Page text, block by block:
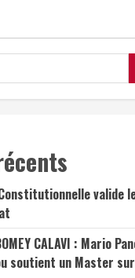
valide
CALAVI : Mario
soutient un Master